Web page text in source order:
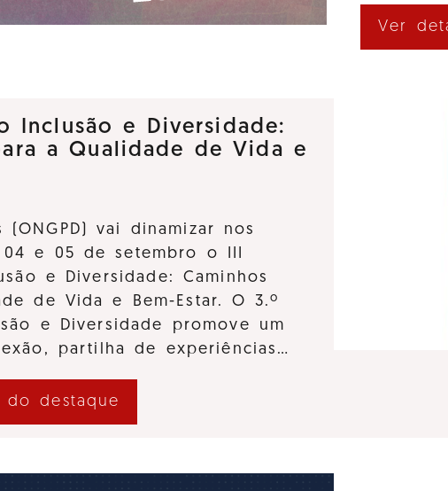
Ver
Inclusão e Diversidade:
a Qualidade de Vida e
(ONGPD) vai dinamizar nos
04 e 05 de setembro o III
e Diversidade: Caminhos
de Vida e Bem-Estar. O 3.º
e Diversidade promove um
partilha de experiências…
do destaque